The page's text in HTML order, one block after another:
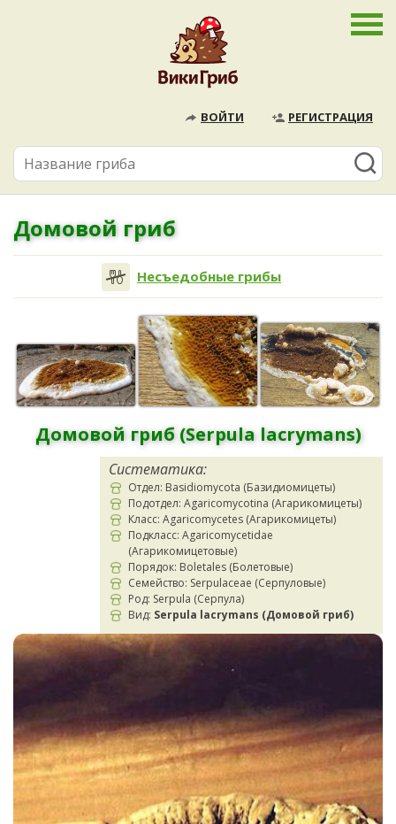
ВОЙТИ РЕГИСТРАЦИЯ
Домовой гриб
Несъедобные грибы
Домовой гриб (Serpula lacrymans)
Систематика:
Отдел: Basidiomycota (Базидиомицеты)
Подотдел: Agaricomycotina (Агарикомицеты)
Класс: Agaricomycetes (Агарикомицеты)
Подкласс: Agaricomycetidae
(Агарикомицетовые)
Порядок: Boletales (Болетовые)
Семейство: Serpulaceae (Серпуловые)
Род: Serpula (Серпула)
Вид: Serpula lacrymans (Домовой гриб)